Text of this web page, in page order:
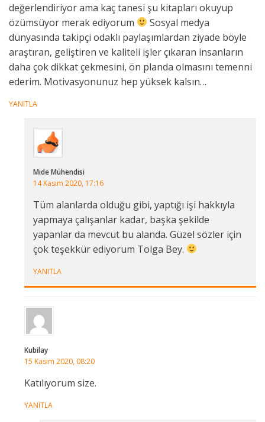
değerlendiriyor ama kaç tanesi şu kitapları okuyup
özümsüyor merak ediyorum
Sosyal medya
dünyasında takipçi odaklı paylaşımlardan ziyade böyle
araştıran, geliştiren ve kaliteli işler çıkaran insanların
daha çok dikkat çekmesini, ön planda olmasını temenni
ederim. Motivasyonunuz hep yüksek kalsın…
YANITLA
Mide Mühendisi
14 Kasım 2020, 17:16
Tüm alanlarda olduğu gibi, yaptığı işi hakkıyla
yapmaya çalışanlar kadar, başka şekilde
yapanlar da mevcut bu alanda. Güzel sözler için
çok teşekkür ediyorum Tolga Bey.
YANITLA
Kubilay
15 Kasım 2020, 08:20
Katılıyorum size.
YANITLA